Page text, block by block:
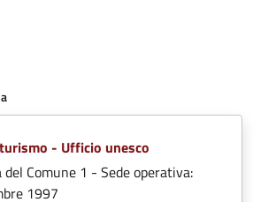
- Ufficio unesco
del Comune 1 - Sede operativa:
1997